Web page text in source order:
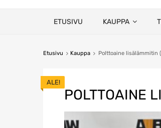
ETUSIVU KAUPPA
Etusivu Kauppa Polttoaine lisälämmitin
POLTTOAINE
ALE!